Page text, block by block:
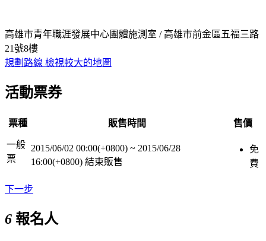
高雄市青年職涯發展中心團體施測室 / 高雄市前金區五福三路
21號8樓
規劃路線 檢視較大的地圖
活動票券
票種 販售時間 售價
一般
票
2015/06/02 00:00(+0800) ~ 2015/06/28
16:00(+0800) 結束販售
免
費
下一步
6 報名人